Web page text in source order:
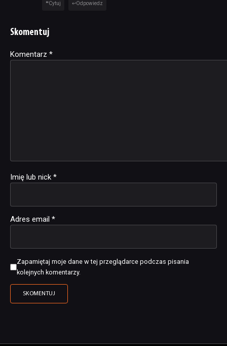
Cytuj Odpowiedz
Skomentuj
Komentarz *
Imię lub nick *
Adres email *
Zapamiętaj moje dane w tej przeglądarce podczas pisania
kolejnych komentarzy.
Alternative: